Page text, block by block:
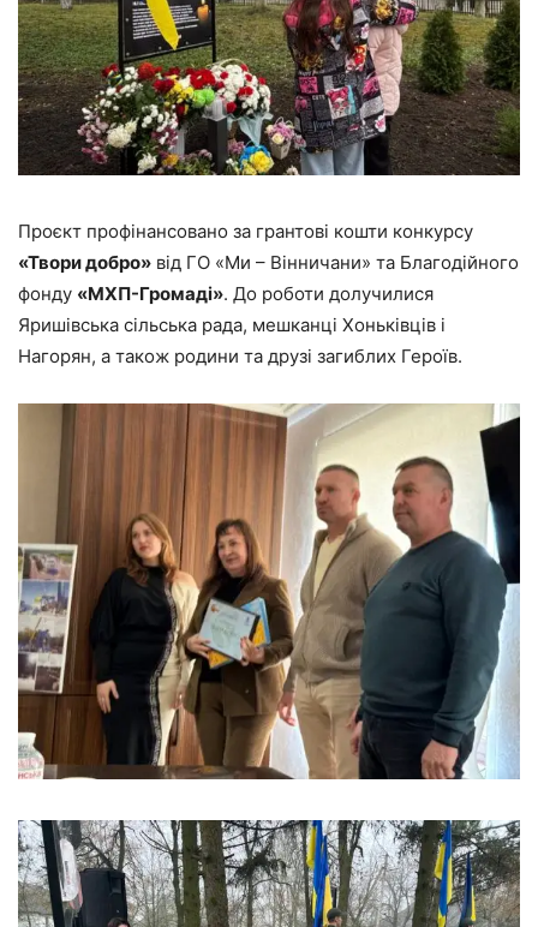
Проєкт профінансовано за грантові кошти конкурсу
«Твори добро» від ГО «Ми – Вінничани» та Благодійного
фонду «МХП-Громаді». До роботи долучилися
Яришівська сільська рада, мешканці Хоньківців і
Нагорян, а також родини та друзі загиблих Героїв.